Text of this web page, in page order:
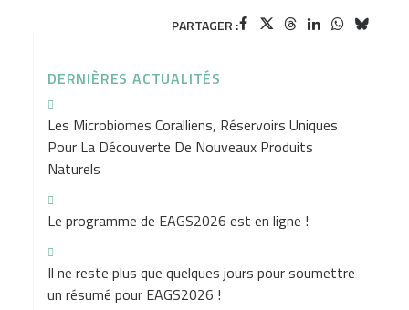
PARTAGER :
DERNIÈRES ACTUALITÉS
Les Microbiomes Coralliens, Réservoirs Uniques
Pour La Découverte De Nouveaux Produits
Naturels
Le programme de EAGS2026 est en ligne !
Il ne reste plus que quelques jours pour soumettre
un résumé pour EAGS2026 !